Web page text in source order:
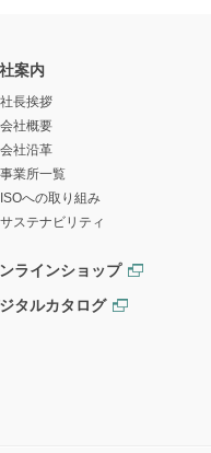
案内
社長挨拶
会社概要
会社沿革
事業所一覧
ISOへの取り組み
サステナビリティ
ラインショップ
タルカタログ